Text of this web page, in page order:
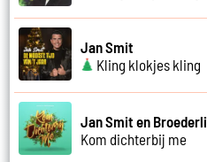
Jan Smit
Kling klokjes kling
Jan Smit en
Kom dichterbij me